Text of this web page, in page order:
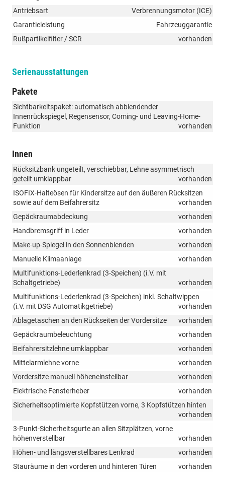
Antriebsart
Verbrennungsmotor (ICE)
Garantieleistung
Fahrzeuggarantie
Rußpartikelfilter / SCR
vorhanden
Serienausstattungen
Pakete
Sichtbarkeitspaket: automatisch abblendender
Innenrückspiegel, Regensensor, Coming- und Leaving-Home-
Funktion
vorhanden
Innen
Rücksitzbank ungeteilt, verschiebbar, Lehne asymmetrisch
geteilt umklappbar
vorhanden
ISOFIX-Halteösen für Kindersitze auf den äußeren Rücksitzen
sowie auf dem Beifahrersitz
vorhanden
Gepäckraumabdeckung
vorhanden
Handbremsgriff in Leder
vorhanden
Make-up-Spiegel in den Sonnenblenden
vorhanden
Manuelle Klimaanlage
vorhanden
Multifunktions-Lederlenkrad (3-Speichen) (i.V. mit
Schaltgetriebe)
vorhanden
Multifunktions-Lederlenkrad (3-Speichen) inkl. Schaltwippen
(i.V. mit DSG Automatikgetriebe)
vorhanden
Ablagetaschen an den Rückseiten der Vordersitze
vorhanden
Gepäckraumbeleuchtung
vorhanden
Beifahrersitzlehne umklappbar
vorhanden
Mittelarmlehne vorne
vorhanden
Vordersitze manuell höheneinstellbar
vorhanden
Elektrische Fensterheber
vorhanden
Sicherheitsoptimierte Kopfstützen vorne, 3 Kopfstützen hinten
vorhanden
3-Punkt-Sicherheitsgurte an allen Sitzplätzen, vorne
höhenverstellbar
vorhanden
Höhen- und längsverstellbares Lenkrad
vorhanden
Stauräume in den vorderen und hinteren Türen
vorhanden